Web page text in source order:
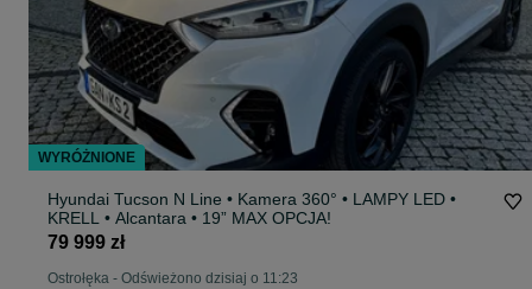
Hyundai Tucson N Line • Kamera 360° • LAMPY LED •
KRELL • Alcantara • 19” MAX OPCJA!
79 999 zł
Ostrołęka - Odświeżono dzisiaj o 11:23
WYRÓŻNIONE